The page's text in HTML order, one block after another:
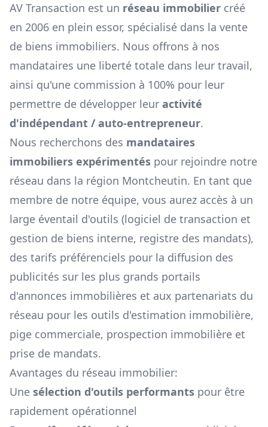
AV Transaction est un réseau immobilier créé
en 2006 en plein essor, spécialisé dans la vente
de biens immobiliers. Nous offrons à nos
mandataires une liberté totale dans leur travail,
ainsi qu'une commission à 100% pour leur
permettre de développer leur activité
d'indépendant / auto-entrepreneur.
Nous recherchons des mandataires
immobiliers expérimentés pour rejoindre notre
réseau dans la région Montcheutin. En tant que
membre de notre équipe, vous aurez accès à un
large éventail d'outils (logiciel de transaction et
gestion de biens interne, registre des mandats),
des tarifs préférenciels pour la diffusion des
publicités sur les plus grands portails
d'annonces immobilières et aux partenariats du
réseau pour les outils d'estimation immobilière,
pige commerciale, prospection immobilière et
prise de mandats.
Avantages du réseau immobilier:
Une sélection d'outils performants pour être
rapidement opérationnel